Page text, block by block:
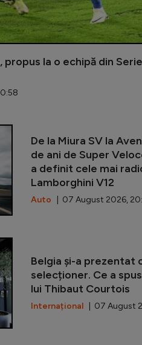
la o echipă din
De la Miura SV la
de ani de Super
a definit cele mai
Lamborghini V12
Auto | 07 August 2026,
Belgia și-a prezentat
selecționer. Ce a
lui Thibaut Courtois
Internațional | 07 August